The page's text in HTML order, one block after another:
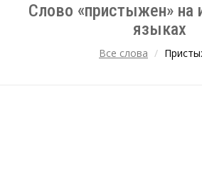
Слово «пристыжен» на
языках
Все слова